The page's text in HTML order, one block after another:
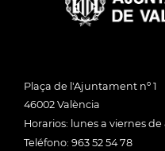
Plaça de l'Ajuntament nº 1
46002 València
Horarios: lunes a viernes de
Teléfono: 963 52 54 78